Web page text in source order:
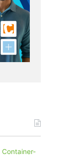
Container-